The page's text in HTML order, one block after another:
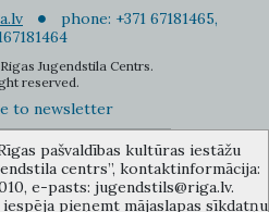
phone: +371 67181465,
Jugendstila Centrs.
reserved.
to newsletter
pašvaldības kultūras iestāžu
centrs”, kontaktinformācija:
e-pasts: jugendstils@riga.lv.
pieņemt mājaslapas sīkdatņu